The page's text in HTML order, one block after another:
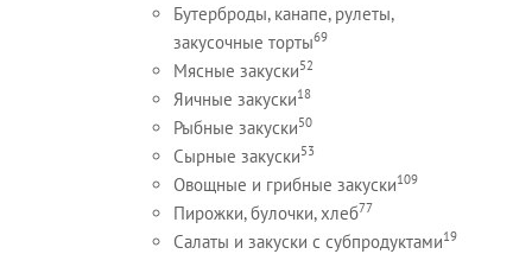
Бутерброды, канапе, рулеты,
закусочные торты69
Мясные закуски52
Яичные закуски18
Рыбные закуски50
Сырные закуски53
Овощные и грибные закуски109
Пирожки, булочки, хлеб77
Салаты и закуски с субпродуктами19